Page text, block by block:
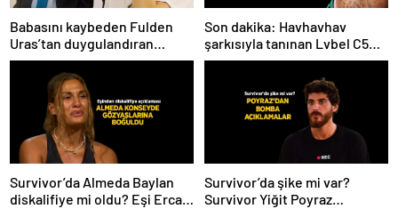
Babasını kaybeden Fulden
Uras’tan duygulandıran
paylaşım! ‘Nurlarda uyu’
Son dakika: Havhavhav
şarkısıyla tanınan Lvbel C5
tutuklandı
Survivor’da Almeda Baylan
diskalifiye mi oldu? Eşi Ercan
Survivor’da şike mi var?
Survivor Yiğit Poyraz